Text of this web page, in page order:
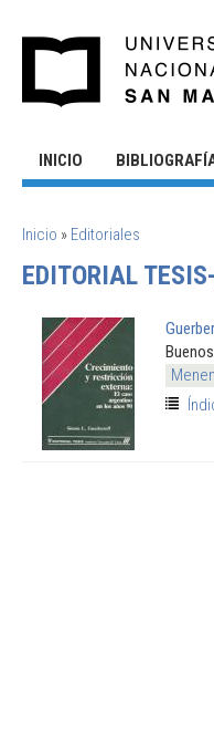
INICIO
SE ENCUENTRA USTED AQUÍ
Inicio » Editoriales
EDITORIAL